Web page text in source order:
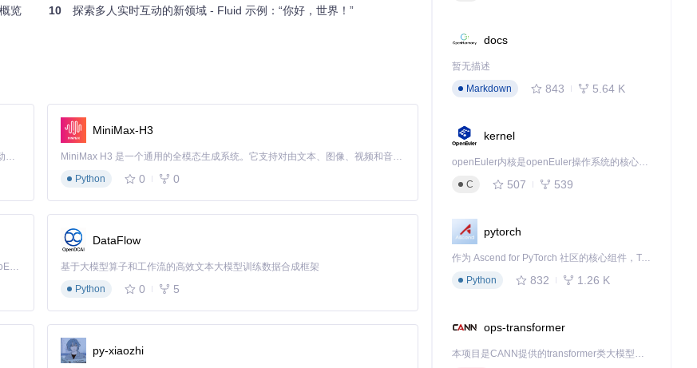
览 10 探索多人实时互动的新领域 - Fluid 示例：“你好，世界！”
Claude Code 的开源替代方案。连接任意大模型，编辑代码，运行命令，自动验证 — 全自动执行。用 Rust 构建，极致性能。 ｜ An open-source alternative to Claude Code. Connect any LLM, edit code, run commands, and verify changes — autonomously. Built in Rust for speed. Get Started
MiniMax-H3
MiniMax H3 是一个通用的全模态生成系统。它支持对由文本、图像、视频和音频组成的多模态上下文进行统一理解，并能生成分辨率高达 2K、时长可达 15 秒的带原生立体声音频的视频。得益于面向任务泛化的系统设计，H3 在预训练阶段就已具备广泛的多模态上下文理解与生成能力，能够出色地执行复杂的多模态指令。
Python
0 0
Kimi K3 是Kimi能力最强的模型：这是一个拥有 2.8 万亿参数的混合专家（MoE）模型，具备原生视觉理解能力，并支持 100 万 token 的上下文窗口。
DataFlow
基于大模型算子和工作流的高效文本大模型训练数据合成框架
Python
0 5
py-xiaozhi
docs
暂无描述
Markdown
843 5.64 K
kernel
openEuler内核是openEuler操作系统的核心，既是系统性能与稳定性的基石，也是连接处理器、设备与服务的桥梁。
C
507 539
pytorch
作为 Ascend for PyTorch 社区的核心组件，TorchNPU 是昇腾专为 PyTorch 打造的深度学习适配插件，使 PyTorch 框架能够直接调用昇腾 NPU，为开发者提供昇腾 AI 处理器的超强算力。
Python
832 1.26 K
ops-transformer
本项目是CANN提供的transformer类大模型算子库，实现网络在NPU上加速计算。